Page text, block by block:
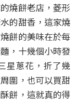
燒餅老店，菱形
的甜香，這家燒
餅的美味在於每
，十幾個小時發
星蔥花，折了幾
圍，也可以買甜
餅，這就真的得